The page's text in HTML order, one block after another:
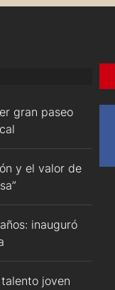
gran paseo
y el valor de
inauguró
joven